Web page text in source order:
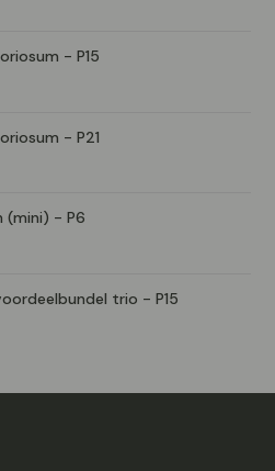
- P15
- P21
(mini) - P6
trio - P15